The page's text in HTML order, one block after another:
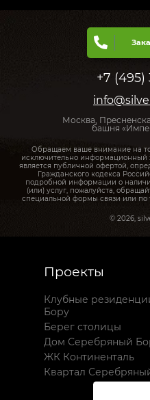
Проекты
Клубные
Бору
Берег столицы
Дом Серебряный
ЖК Континенталь
Квартал
+7
Москва,
башня
Обращаем ваше внимание на
исключительно информационный
является публичной офертой,
Гражданского кодекса
подробной информации о
(или) услуг, пожалуйста,
специальной формы связи или по
© 2026,